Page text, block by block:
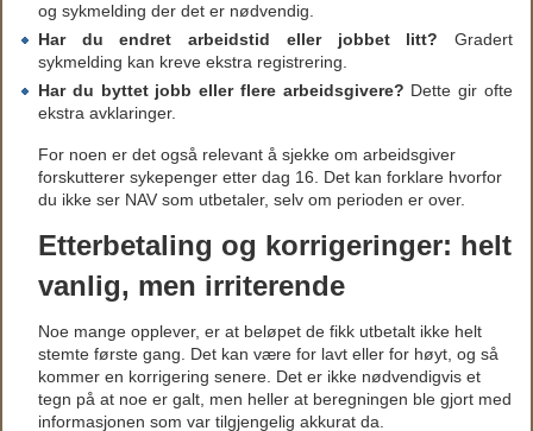
og sykmelding der det er nødvendig.
Har du endret arbeidstid eller jobbet litt? Gradert
sykmelding kan kreve ekstra registrering.
Har du byttet jobb eller flere arbeidsgivere? Dette gir ofte
ekstra avklaringer.
For noen er det også relevant å sjekke om arbeidsgiver
forskutterer sykepenger etter dag 16. Det kan forklare hvorfor
du ikke ser NAV som utbetaler, selv om perioden er over.
Etterbetaling og korrigeringer: helt
vanlig, men irriterende
Noe mange opplever, er at beløpet de fikk utbetalt ikke helt
stemte første gang. Det kan være for lavt eller for høyt, og så
kommer en korrigering senere. Det er ikke nødvendigvis et
tegn på at noe er galt, men heller at beregningen ble gjort med
informasjonen som var tilgjengelig akkurat da.